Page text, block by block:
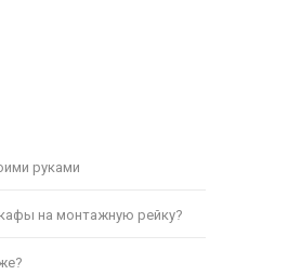
руками
на монтажную рейку?